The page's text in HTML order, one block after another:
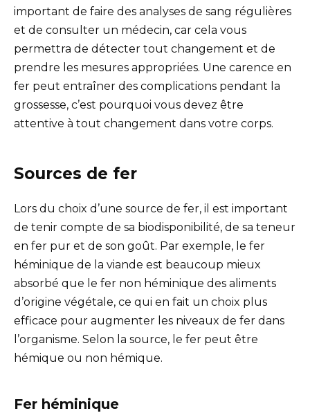
important de faire des analyses de sang régulières
et de consulter un médecin, car cela vous
permettra de détecter tout changement et de
prendre les mesures appropriées. Une carence en
fer peut entraîner des complications pendant la
grossesse, c’est pourquoi vous devez être
attentive à tout changement dans votre corps.
Sources de fer
Lors du choix d’une source de fer, il est important
de tenir compte de sa biodisponibilité, de sa teneur
en fer pur et de son goût. Par exemple, le fer
héminique de la viande est beaucoup mieux
absorbé que le fer non héminique des aliments
d’origine végétale, ce qui en fait un choix plus
efficace pour augmenter les niveaux de fer dans
l’organisme. Selon la source, le fer peut être
hémique ou non hémique.
Fer héminique